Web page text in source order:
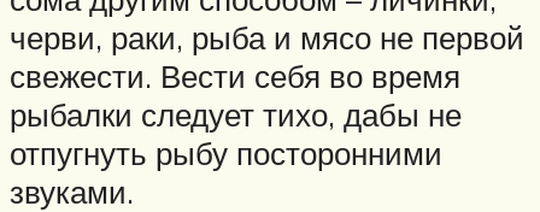
черви, раки, рыба и мясо не первой
свежести. Вести себя во время
рыбалки следует тихо, дабы не
отпугнуть рыбу посторонними
звуками.